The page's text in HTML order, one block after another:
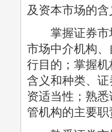
及资本市场的含
掌握证券市场
市场中介机构
行目的；掌握
含义和种类、
资适当性；熟
管机构的主要职